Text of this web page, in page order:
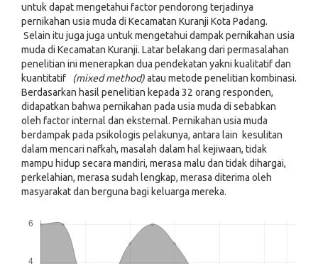
untuk dapat mengetahui factor pendorong terjadinya
pernikahan usia muda di Kecamatan Kuranji Kota Padang.
Selain itu juga juga untuk mengetahui dampak pernikahan usia
muda di Kecamatan Kuranji. Latar belakang dari permasalahan
penelitian ini menerapkan dua pendekatan yakni kualitatif dan
kuantitatif (mixed method)atau metode penelitian kombinasi.
Berdasarkan hasil penelitian kepada 32 orang responden,
didapatkan bahwa pernikahan pada usia muda di sebabkan
oleh factor internal dan eksternal. Pernikahan usia muda
berdampak pada psikologis pelakunya, antara lain kesulitan
dalam mencari nafkah, masalah dalam hal kejiwaan, tidak
mampu hidup secara mandiri, merasa malu dan tidak dihargai,
perkelahian, merasa sudah lengkap, merasa diterima oleh
masyarakat dan berguna bagi keluarga mereka.